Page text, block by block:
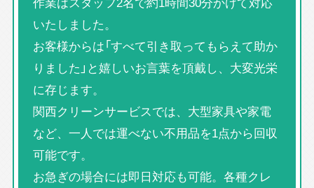
いたしました。
お客様からは「すべて引き取ってもらえて助か
りました」と嬉しいお言葉を頂戴し、大変光栄
に存じます。
関西クリーンサービスでは、大型家具や家電
など、一人では運べない不用品を1点から回収
可能です。
お急ぎの場合には即日対応も可能。各種クレ